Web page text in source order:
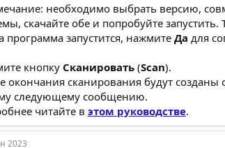
необходимо выбрать версию,
скачайте обе и попробуйте
программа запустится, нажмите Да для
кнопку Сканировать (Scan).
окончания сканирования будут созданы
следующему сообщению.
читайте в этом руководстве.
2023